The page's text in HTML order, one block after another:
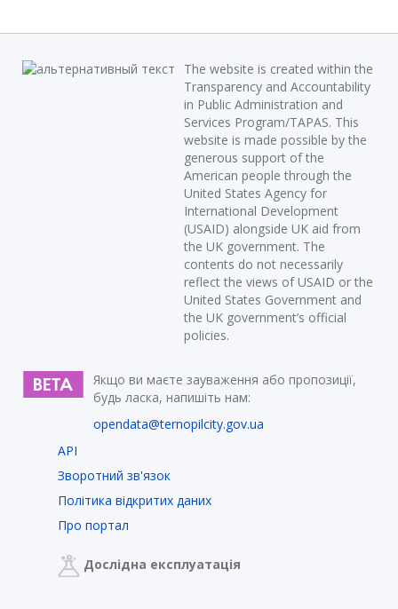
The website is created within the
Transparency and Accountability
in Public Administration and
Services Program/TAPAS. This
website is made possible by the
generous support of the
American people through the
United States Agency for
International Development
(USAID) alongside UK aid from
the UK government. The
contents do not necessarily
reflect the views of USAID or the
United States Government and
the UK government’s official
policies.
Якщо ви маєте зауваження або пропозиції,
будь ласка, напишіть нам:
opendata@ternopilcity.gov.ua
API
Зворотний зв'язок
Політика відкритих даних
Про портал
Дослідна експлуатація